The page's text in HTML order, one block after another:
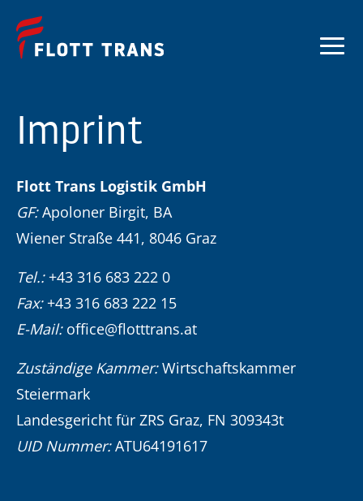
Imprint
Flott Trans Logistik GmbH
GF:Apoloner Birgit, BA
Wiener Straße 441, 8046 Graz
Tel.:+43 316 683 222 0
Fax:+43 316 683 222 15
E-Mail:office@flotttrans.at
Zuständige Kammer:Wirtschaftskammer
Steiermark
Landesgericht für ZRS Graz, FN 309343t
UID Nummer:ATU64191617